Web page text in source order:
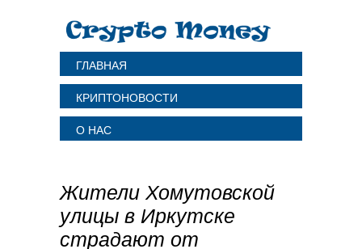
ГЛАВНАЯ
КРИПТОНОВОСТИ
О НАС
Жители Хомутовской
улицы в Иркутске
страдают от